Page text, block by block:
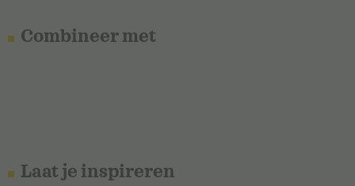
Combineer met
Laat je inspireren